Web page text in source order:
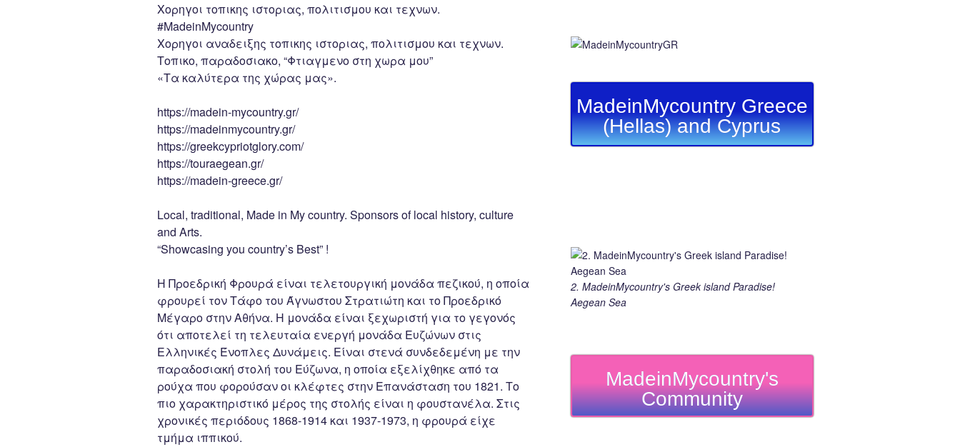
Χορηγοι τοπικης ιστοριας, πολιτισμου και τεχνων.
#MadeinMycountry
Χορηγοι αναδειξης τοπικης ιστοριας, πολιτισμου και τεχνων.
Τοπικο, παραδοσιακο, “Φτιαγμενο στη χωρα μου”
«Τα καλύτερα της χώρας μας».
https://madein-mycountry.gr/
https://madeinmycountry.gr/
https://greekcypriotglory.com/
https://touraegean.gr/
https://madein-greece.gr/
Local, traditional, Made in My country. Sponsors of local history, culture
and Arts.
“Showcasing you country’s Best” !
Η Προεδρική Φρουρά είναι τελετουργική μονάδα πεζικού, η οποία
φρουρεί τον Τάφο του Άγνωστου Στρατιώτη και το Προεδρικό
Μέγαρο στην Αθήνα. Η μονάδα είναι ξεχωριστή για το γεγονός
ότι αποτελεί τη τελευταία ενεργή μονάδα Ευζώνων στις
Ελληνικές Ένοπλες Δυνάμεις. Είναι στενά συνδεδεμένη με την
παραδοσιακή στολή του Εύζωνα, η οποία εξελίχθηκε από τα
ρούχα που φορούσαν οι κλέφτες στην Επανάσταση του 1821. Το
πιο χαρακτηριστικό μέρος της στολής είναι η φουστανέλα. Στις
χρονικές περιόδους 1868-1914 και 1937-1973, η φρουρά είχε
τμήμα ιππικού.
MadeinMycountry Greece
(Hellas) and Cyprus
2. MadeinMycountry's Greek island Paradise!
Aegean Sea
MadeinMycountry's
Community